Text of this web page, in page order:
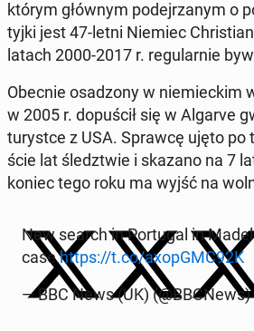
którym głównym po­dej­rza­nym o
tyj­ki jest 47-letni Niemiec
latach 2000-2017 r. re­gu­lar­nie
Obecnie osa­dzo­ny w nie­miec­kim
w 2005 r. do­pu­ścił się w Algarve
tu­ry­st­ce z USA. Sprawcę ujęto
ście lat śledz­twie i skazano na 7
koniec tego roku ma wyjść na
New search in Por­tu­gal in
casehttps://t.co/axopGMC92K
— BBC News (UK) (@BBCNews)